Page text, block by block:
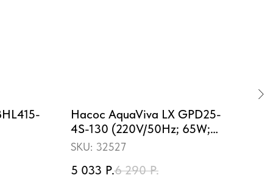
Насос AquaViva LX GPD25-
4S-130 (220V/50Hz; 65W;
Qmax 2,8m3/h; Hmax 4m)
SKU: 32527
5 033 Р.6 290 Р.